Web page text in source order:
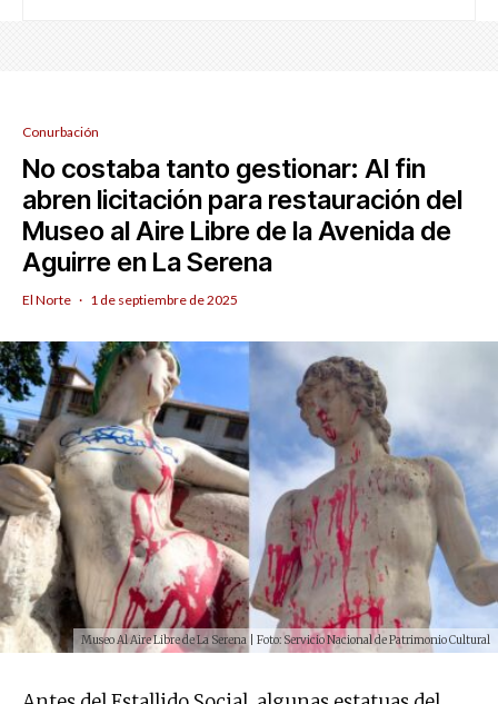
Conurbación
No costaba tanto gestionar: Al fin
abren licitación para restauración del
Museo al Aire Libre de la Avenida de
Aguirre en La Serena
El Norte · 1 de septiembre de 2025
Museo Al Aire Libre de La Serena | Foto: Servicio Nacional de Patrimonio Cultural